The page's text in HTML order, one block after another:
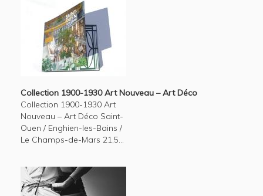
Collection 1900-1930 Art Nouveau – Art Déco
Collection 1900-1930 Art
Nouveau – Art Déco Saint-
Ouen / Enghien-les-Bains /
Le Champs-de-Mars 21,5...